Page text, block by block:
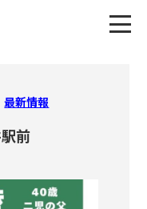
最新情報
前